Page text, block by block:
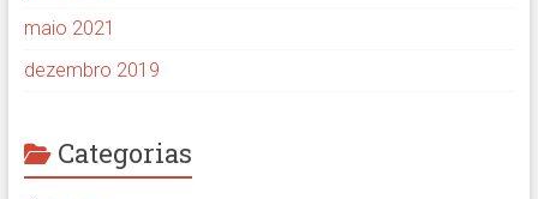
maio 2021
dezembro 2019
Categorias